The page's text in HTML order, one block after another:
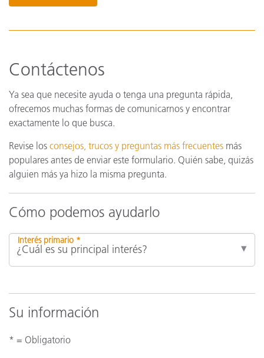
Contáctenos
Ya sea que necesite ayuda o tenga una pregunta rápida,
ofrecemos muchas formas de comunicarnos y encontrar
exactamente lo que busca.
Revise los consejos, trucos y preguntas más frecuentes más
populares antes de enviar este formulario. Quién sabe, quizás
alguien más ya hizo la misma pregunta.
Cómo podemos ayudarlo
Interés primario *
Su información
* = Obligatorio